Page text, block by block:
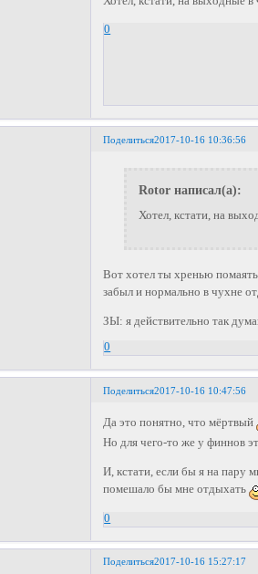
0
Поделиться2017-10-16 10:36:56
Rotor написал(а):
Хотел, кстати, на
Вот хотел ты хренью
забыл и нормально в чухне
ЗЫ: я действительно так
0
Поделиться2017-10-16 10:47:56
Да это понятно, что мёртвый
Но для чего-то же у финнов
И, кстати, если бы я на пару
помешало бы мне отдыхать
0
Поделиться2017-10-16 15:27:17